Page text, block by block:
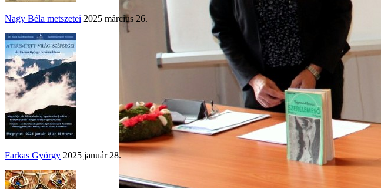
Nagy Béla metszetei 2025 március 26.
Farkas György 2025 január 28.